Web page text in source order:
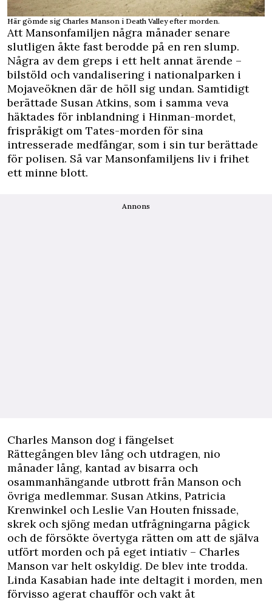
Här gömde sig Charles Manson i Death Valley efter morden.
Att Mansonfamiljen några månader senare
slutligen åkte fast berodde på en ren slump.
Några av dem greps i ett helt annat ärende –
bilstöld och vandalisering i nationalparken i
Mojaveöknen där de höll sig undan. Samtidigt
berättade Susan Atkins, som i samma veva
häktades för inblandning i Hinman-mordet,
frispråkigt om Tates-morden för sina
intresserade medfångar, som i sin tur berättade
för polisen. Så var Mansonfamiljens liv i frihet
ett minne blott.
Annons
Charles Manson dog i fängelset
Rättegången blev lång och utdragen, nio
månader lång, kantad av bisarra och
osammanhängande utbrott från Manson och
övriga medlemmar. Susan Atkins, Patricia
Krenwinkel och Leslie Van Houten fnissade,
skrek och sjöng medan utfrågningarna pågick
och de försökte övertyga rätten om att de själva
utfört morden och på eget intiativ – Charles
Manson var helt oskyldig. De blev inte trodda.
Linda Kasabian hade inte deltagit i morden, men
förvisso agerat chaufför och vakt åt